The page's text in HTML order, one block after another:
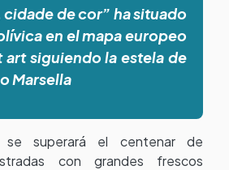
cidade de cor” ha situado
en el mapa europeo
art siguiendo la estela de
Marsella
se superará el centenar de
con grandes frescos